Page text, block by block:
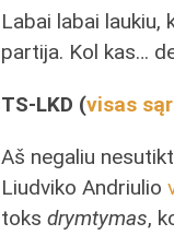
Labai labai
partija. Kol kas…
TS-LKD (visas
Aš negaliu
Liudviko Andriulio
toks drymtymas,